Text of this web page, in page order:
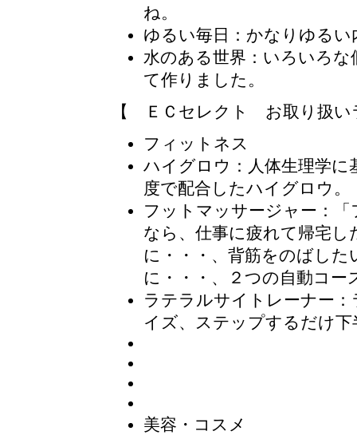
ね。
ゆるい毎日：かなりゆるい
水のある世界 ：いろいろ
て作りました。
【 ＥＣセレクト お取り扱
フィットネス
ハイグロウ ：人体生理学
度で配合したハイグロウ。
フットマッサージャー ：
なら、仕事に疲れて帰宅
に・・・、背筋をのばし
に・・・、２つの自動コ
ラテラルサイトレーナー
イズ、ステップするだけ
美容・コスメ